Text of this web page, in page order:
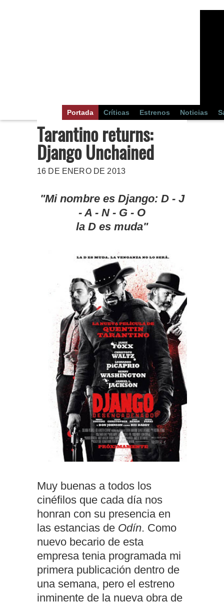
Portada Críticas Estrenos Noticias
Tarantino returns:
Django Unchained
16 DE ENERO DE 2013
"Mi nombre es Django: D - J
- A - N - G - O
la D es muda"
Muy buenas a todos los
cinéfilos que cada día nos
honran con su presencia en
las estancias de Odín. Como
nuevo becario de esta
empresa tenia programada mi
primera publicación dentro de
una semana, pero el estreno
inminente de la nueva obra de